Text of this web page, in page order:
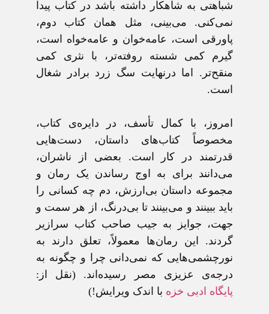
شباهتی به شاهکار داشته باشد در کتاب پيدا
نمی‌کنی. می‌بينی، مثل همان کتاب دوم،
پاورقی است، عامه‌خوان و عامه‌خواه است،
گيرم کمی شسته روفته‌تر، با نثری کمی
منقح‌تر. اما درنهايت سگ زرد برادر شغال
است.
امروز، با کمال تأسف، در دايره‌ی کتاب،
مخصوصاً کتاب‌های داستان، دست‌هايی
قدرتمند در کار است. بعضی از ناشران،
می‌دانند برای به اوج رساندن يک رمان و
مجموعه داستان بی‌ارزش، دم چه کسانی را
بايد ببينند و می‌بينند تا بی‌درنگ، از هر سمت و
جهت، جوايز به جيب صاحب کتاب سرازير
گردند. اين رمان‌ها معمولاً، تعلق دارند به
نورچشمی‌هايی که نمی‌دانی چرا و چگونه به
درجه‌ی عزيزی مصر رسيده‌اند. (نقل از:
پايگاه ادبی خزه با اندک ويرايش!)